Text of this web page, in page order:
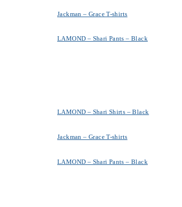
Jackman – Grace T-shirts
LAMOND – Shari Pants – Black
LAMOND – Shari Shirts – Black
Jackman – Grace T-shirts
LAMOND – Shari Pants – Black